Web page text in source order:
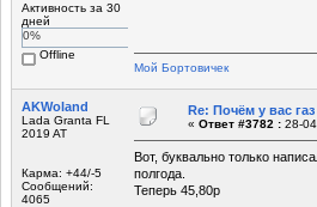
Активность за 30
дней
0%
Offline
Мой Бортовичек
AKWoland
Lada Granta FL
2019 AT
Карма: +44/-5
Сообщений:
4065
Re: Почём у вас
« Ответ #3782 : 28-
Вот, буквально только
полгода.
Теперь 45,80р